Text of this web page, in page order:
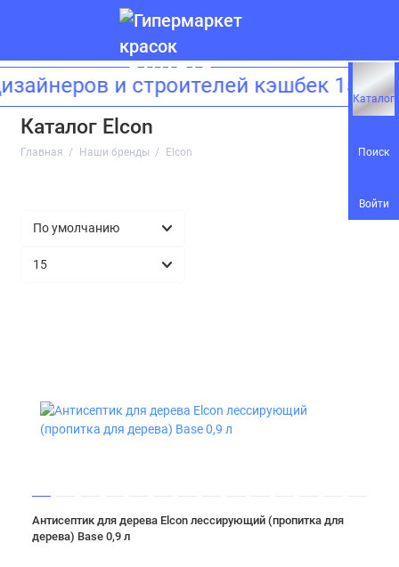
Каталог
Поиск
Войти
и строителей кэшбек
Каталог Elcon
Главная Наши бренды Elcon
Антисептик для дерева Elcon лессирующий (пропитка для
дерева) Base 0,9 л